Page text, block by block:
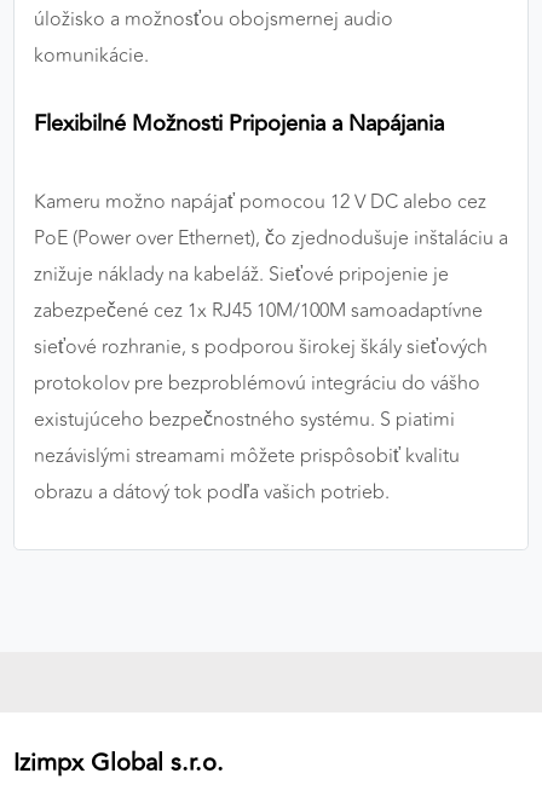
úložisko a možnosťou obojsmernej audio
komunikácie.
Flexibilné Možnosti Pripojenia a Napájania
Kameru možno napájať pomocou 12 V DC alebo cez
PoE (Power over Ethernet), čo zjednodušuje inštaláciu a
znižuje náklady na kabeláž. Sieťové pripojenie je
zabezpečené cez 1x RJ45 10M/100M samoadaptívne
sieťové rozhranie, s podporou širokej škály sieťových
protokolov pre bezproblémovú integráciu do vášho
existujúceho bezpečnostného systému. S piatimi
nezávislými streamami môžete prispôsobiť kvalitu
obrazu a dátový tok podľa vašich potrieb.
Izimpx Global s.r.o.